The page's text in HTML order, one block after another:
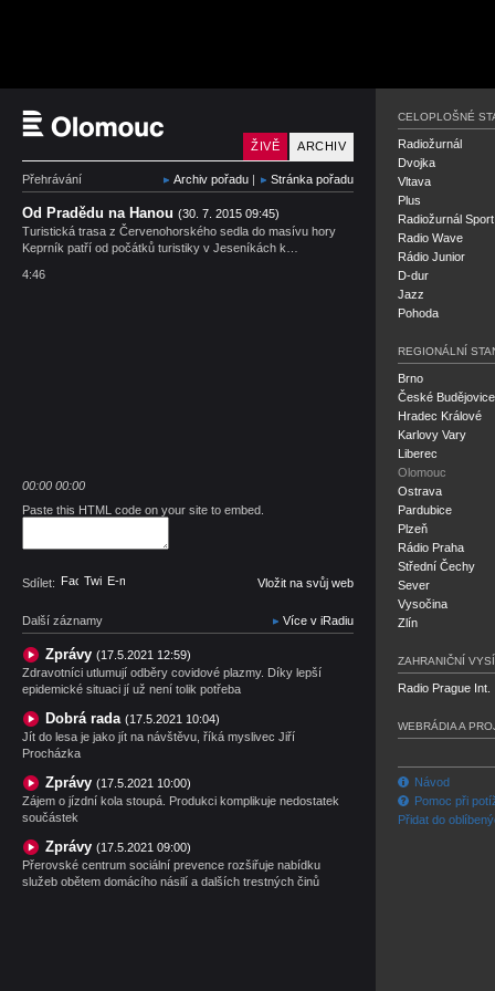
Český rozhlas
ARCHIV
ŽIVĚ
Přehrávání Archiv pořadu | Stránka pořadu
Od Pradědu na Hanou (30. 7. 2015 09:45)
Turistická trasa z Červenohorského sedla do masívu hory
Keprník patří od počátků turistiky v Jeseníkách k…
4:46
00:00 00:00
Paste this HTML code on your site to embed.
Sdílet: Facebook
TwitterE-mail Vložit na svůj web
Další záznamy Více v iRadiu
Zprávy (17.5.2021 12:59)
Zdravotníci utlumují odběry covidové plazmy. Díky lepší
epidemické situaci jí už není tolik potřeba
Dobrá rada (17.5.2021 10:04)
Jít do lesa je jako jít na návštěvu, říká myslivec Jiří
Procházka
Zprávy (17.5.2021 10:00)
Zájem o jízdní kola stoupá. Produkci komplikuje nedostatek
součástek
Zprávy (17.5.2021 09:00)
Přerovské centrum sociální prevence rozšiřuje nabídku
služeb obětem domácího násilí a dalších trestných činů
CELOPLOŠNÉ
Radiožurnál
Dvojka
Vltava
Plus
Radiožurnál Sport
Radio Wave
Rádio Junior
D-dur
Jazz
Pohoda
REGIONÁLNÍ
Brno
České Budějovice
Hradec Králové
Karlovy Vary
Liberec
Olomouc
Ostrava
Pardubice
Plzeň
Rádio Praha
Střední Čechy
Sever
Vysočina
Zlín
ZAHRANIČNÍ
Radio Prague Int.
WEBRÁDIA A
Návod
Pomoc při
Přidat do